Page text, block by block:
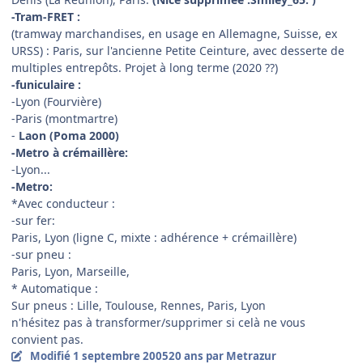
-Tram-FRET :
(tramway marchandises, en usage en Allemagne, Suisse, ex
URSS) : Paris, sur l'ancienne Petite Ceinture, avec desserte de
multiples entrepôts. Projet à long terme (2020 ??)
-funiculaire :
-Lyon (Fourvière)
-Paris (montmartre)
- Laon (Poma 2000)
-Metro à crémaillère:
-Lyon...
-Metro:
*Avec conducteur :
-sur fer:
Paris, Lyon (ligne C, mixte : adhérence + crémaillère)
-sur pneu :
Paris, Lyon, Marseille,
* Automatique :
Sur pneus : Lille, Toulouse, Rennes, Paris, Lyon
n'hésitez pas à transformer/supprimer si celà ne vous
convient pas.
Modifié 1 septembre 200520 ans par Metrazur